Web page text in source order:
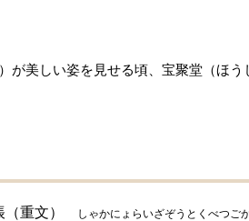
美しい姿を見せる頃、宝聚堂（ほ
重文） しゃかにょらいざぞうとくべつご